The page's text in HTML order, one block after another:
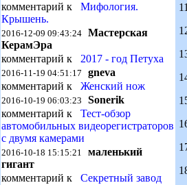
комментарий к Мифология.
Крышень.
2016-12-09 09:43:24 Мастерская
КерамЭра
комментарий к 2017 - год Петуха
2016-11-19 04:51:17 gneva
комментарий к Женский нож
2016-10-19 06:03:23 Sonerik
комментарий к Тест-обзор
автомобильных видеорегистраторов
с двумя камерами
2016-10-18 15:15:21 маленький
гигант
комментарий к Секретный завод